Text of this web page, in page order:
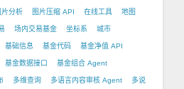
片分析 图片压缩 API 在线工具 地图
场内交易基金 坐标系 城市
基础信息 基金代码 基金净值 API
基金数据接口 基金组合 Agent
多维查询 多语言内容审核 Agent 多说